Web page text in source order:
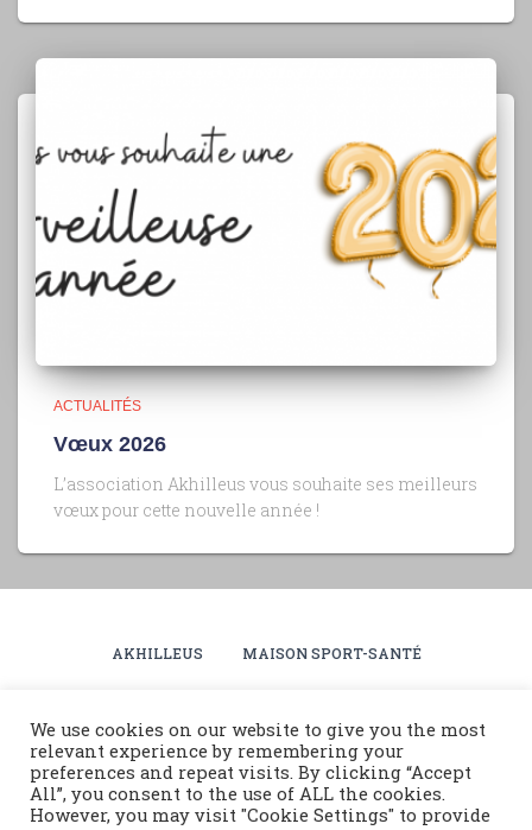
ACTUALITÉS
Vœux 2026
L’association Akhilleus vous souhaite ses meilleurs
vœux pour cette nouvelle année !
AKHILLEUS MAISON SPORT-SANTÉ
ESPACE ADHÉRENTS BOUTIQUE INFOS PRATIQUES
We use cookies on our website to give you the most
relevant experience by remembering your
preferences and repeat visits. By clicking “Accept
All”, you consent to the use of ALL the cookies.
However, you may visit "Cookie Settings" to provide